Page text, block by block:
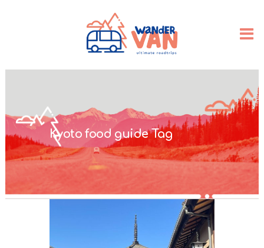
Kyoto food guide Tag